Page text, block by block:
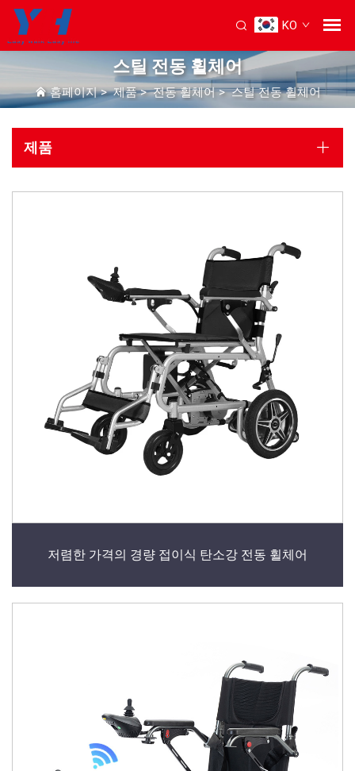
KO
스틸 전동 휠체어
홈페이지>제품>전동 휠체어>스틸 전동 휠체어
제품
저렴한 가격의 경량 접이식 탄소강 전동 휠체어